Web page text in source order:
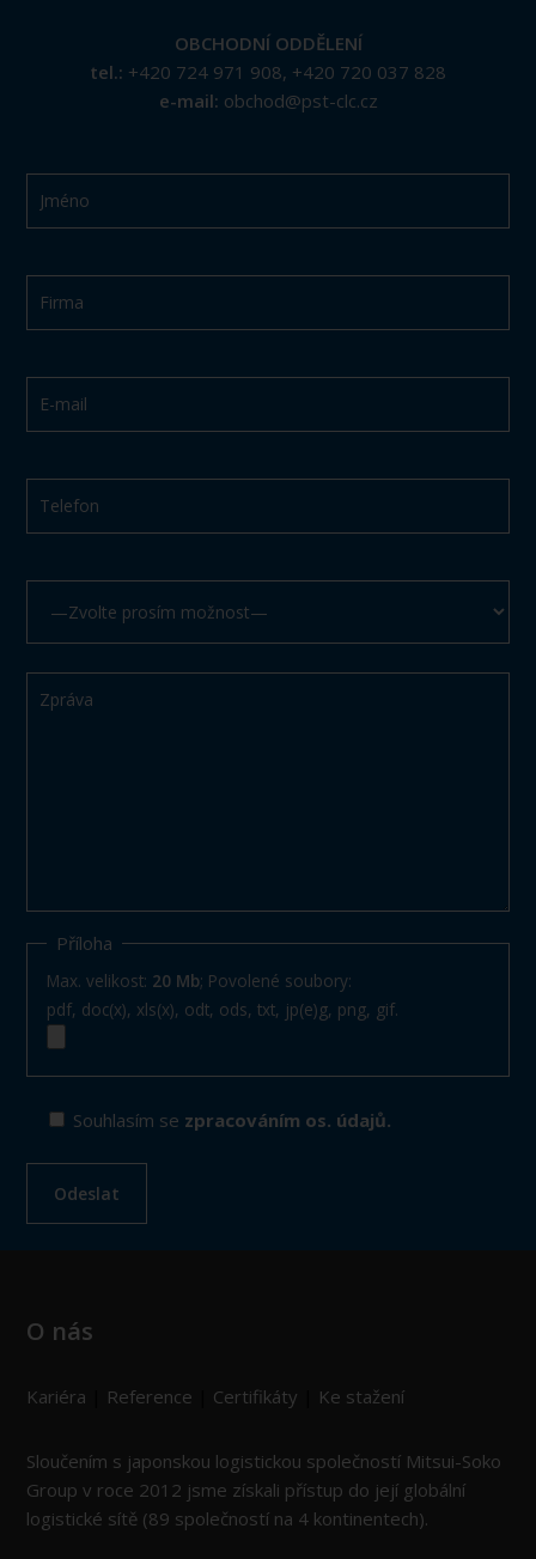
OBCHODNÍ ODDĚLENÍ
tel.: +420 724 971 908, +420 720 037 828
e-mail: obchod@pst-clc.cz
Příloha
Max. velikost: 20 Mb; Povolené soubory:
pdf, doc(x), xls(x), odt, ods, txt, jp(e)g, png, gif.
Souhlasím se zpracováním os. údajů.
O nás
Kariéra Reference Certifikáty Ke stažení
Sloučením s japonskou logistickou společností Mitsui-Soko
Group v roce 2012 jsme získali přístup do její globální
logistické sítě (89 společností na 4 kontinentech).